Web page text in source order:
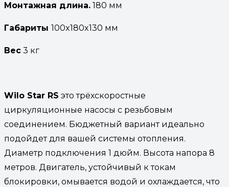
Монтажная длина. 180 мм
Габариты 100x180x130 мм
Вес 3 кг
Wilo Star RS это трёхскоростные
циркуляционные насосы с резьбовым
соединением. Бюджетный вариант идеально
подойдет для вашей системы отопления.
Диаметр подключения 1 дюйм. Высота напора 8
метров. Двигатель, устойчивый к токам
блокировки, омывается водой и охлаждается, что